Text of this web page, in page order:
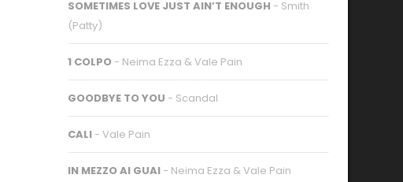
SOMETIMES LOVE JUST AIN’T ENOUGH - Smith
(Patty)
1 COLPO - Neima Ezza & Vale Pain
GOODBYE TO YOU - Scandal
CALI - Vale Pain
IN MEZZO AI GUAI - Neima Ezza & Vale Pain